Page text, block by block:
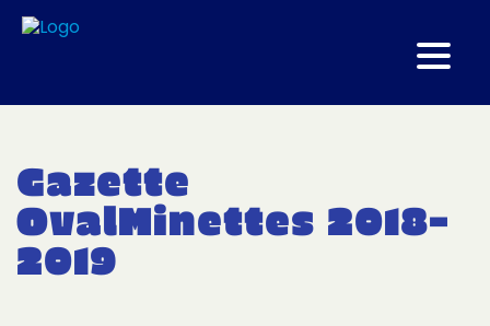
Gazette
OvalMinettes 2018-
2019